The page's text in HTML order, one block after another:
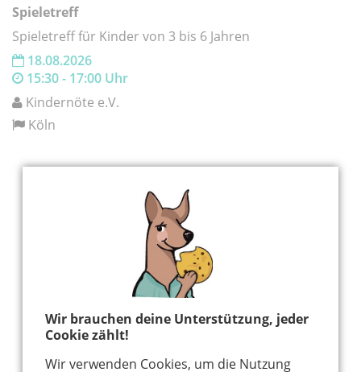
Wir brauchen deine Unterstützung, jeder
Cookie zählt!
Wir verwenden Cookies, um die Nutzung
Spieletreff
Spieletreff für Kinder von 3 bis 6 Jahren
18.08.2026
15:30 - 17:00 Uhr
Kindernöte e.V.
Köln
Hier könnte Werbung stehen, mit der wir uns
finanzieren. Bitte akzeptiere die